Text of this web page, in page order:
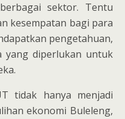
sektor. Tentu
kesempatan bagi para
pengetahuan,
yang diperlukan untuk
tidak hanya menjadi
ekonomi Buleleng,